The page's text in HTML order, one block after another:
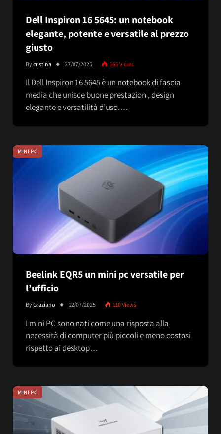
Dell Inspiron 16 5645: un notebook
elegante, potente e versatile al prezzo
giusto
Bycristina 27/07/2025 565Views
Il Dell Inspiron 16 5645 è un notebook di fascia
media che unisce buone prestazioni, design
elegante e versatilità d’uso.…
MINI PC
Beelink EQR5 un mini pc versatile per
l’ufficio
ByGraziano 12/07/2025 110Views
I mini PC sono nati come una risposta alla
necessità di computer più piccoli e meno costosi
rispetto ai desktop…
MINI PC